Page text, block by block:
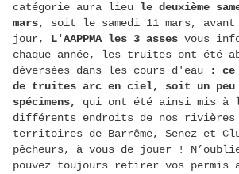
catégorie aura lieu le deuxième
mars,
soit le samedi 11 mars,
jour, L'AAPPMA les 3 asses vous
chaque année, les truites ont été
déversées dans les cours d'eau :
de truites arc en ciel, soit un peu
spécimens,
qui ont été ainsi mis à
différents endroits de nos
territoires de Barrême, Senez et
pêcheurs, à vous de jouer !
pouvez toujours retirer vos permis